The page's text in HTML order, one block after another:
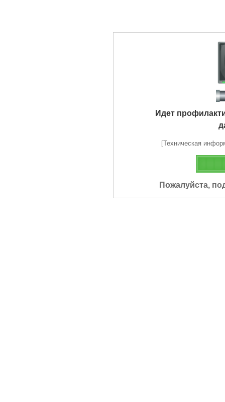
Идет
[Техническая
Пожалуйста,